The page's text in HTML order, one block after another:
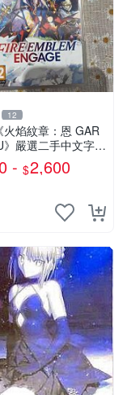
12
火焰紋章：恩 GAR
》嚴選二手中文字幕
正版 港日美三種可
帶盒不議 恩 GARD
版 日版
- $2,600